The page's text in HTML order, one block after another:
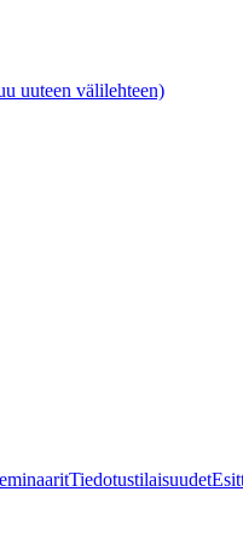
uuteen välilehteen)
Tiedotustilaisuudet